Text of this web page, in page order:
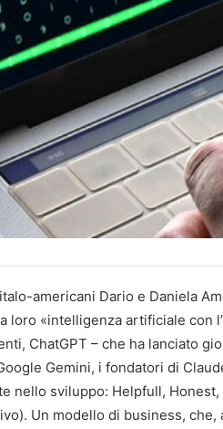
americani Dario e Daniela
loro «intelligenza artificiale con
ChatGPT – che ha lanciato
Gemini, i fondatori di
nello sviluppo: Helpfull,
Un modello di business,